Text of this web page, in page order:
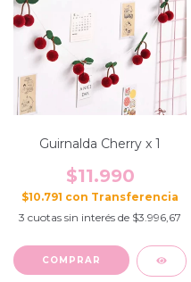
Guirnalda Cherry x 1
$11.990
$10.791 con
3 cuotas sin interés de $3.996,67
COMPRAR